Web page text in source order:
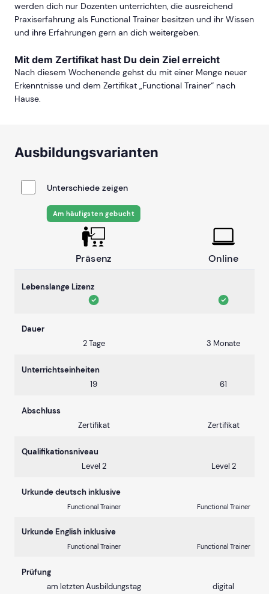
werden dich nur Dozenten unterrichten, die ausreichend
Praxiserfahrung als Functional Trainer besitzen und ihr Wissen
und ihre Erfahrungen gern an dich weitergeben.
Mit dem Zertifikat hast Du dein Ziel erreicht
Nach diesem Wochenende gehst du mit einer Menge neuer
Erkenntnisse und dem Zertifikat „Functional Trainer“ nach
Hause.
Ausbildungsvarianten
Unterschiede zeigen
Präsenz
Am häufigsten gebucht
Online
Lebenslange Lizenz
Dauer
2 Tage
3 Monate
Unterrichtseinheiten
19
61
Abschluss
Zertifikat
Zertifikat
Qualifikationsniveau
Level 2
Level 2
Urkunde deutsch inklusive
Functional Trainer Functional Trainer
Urkunde English inklusive
Functional Trainer Functional Trainer
Prüfung
am letzten Ausbildungstag
digital